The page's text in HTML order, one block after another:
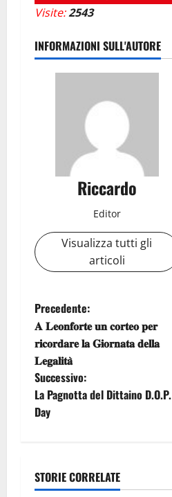
Visite:2543
INFORMAZIONI SULL'AUTORE
Riccardo
Editor
Visualizza tutti gli
articoli
N
a
v
i
z
Precedente:
𝐀 𝐋𝐞𝐨𝐧𝐟𝐨𝐫𝐭𝐞 𝐮𝐧 𝐜𝐨𝐫𝐭𝐞𝐨 𝐩𝐞𝐫
𝐫𝐢𝐜𝐨𝐫𝐝𝐚𝐫𝐞 𝐥𝐚 𝐆𝐢𝐨𝐫𝐧𝐚𝐭𝐚 𝐝𝐞𝐥𝐥𝐚
𝐋𝐞𝐠𝐚𝐥𝐢𝐭𝐚̀
Successivo:
La Pagnotta del Dittaino D.O.P.
Day
STORIE CORRELATE